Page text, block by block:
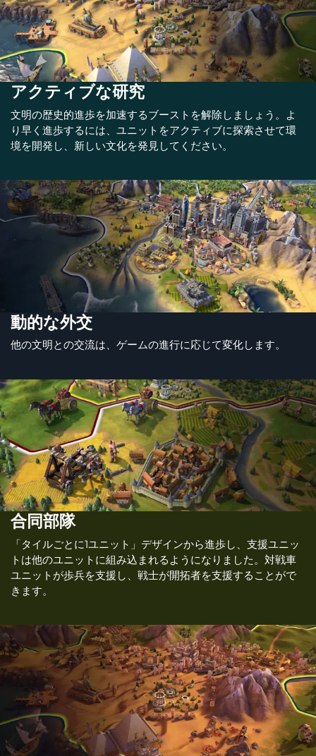
アクティブな研究
文明の歴史的進歩を加速するブーストを解除しましょう。よ
り早く進歩するには、ユニットをアクティブに探索させて環
境を開発し、新しい文化を発見してください。
動的な外交
他の文明との交流は、ゲームの進行に応じて変化します。
合同部隊
「タイルごとに1ユニット」デザインから進歩し、支援ユニッ
トは他のユニットに組み込まれるようになりました。対戦車
ユニットが歩兵を支援し、戦士が開拓者を支援することがで
きます。